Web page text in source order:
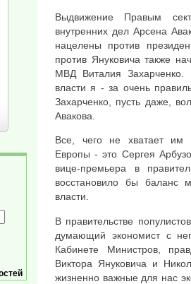
Выдвижение Правым
внутренних дел Арсена
нацелены против
против Януковича также
МВД Виталия Захарченко.
власти я - за очень
Захарченко, пусть даже,
Авакова.
Все, чего не хватает им
Европы - это Сергея
вице-премьера в
восстановило бы баланс
власти.
В правительстве
думающий экономист с
Кабинете Министров,
Виктора Януковича и
жизненно важные для нас